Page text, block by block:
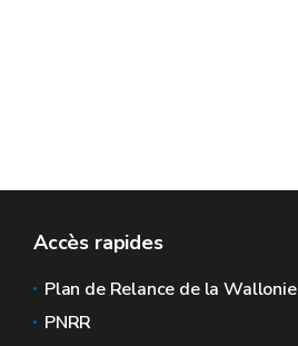
Accès rapides
Plan de Relance de la Wallonie
PNRR